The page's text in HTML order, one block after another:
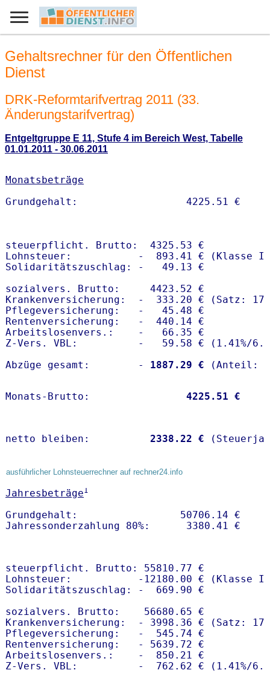
Gehaltsrechner für den Öffentlichen
Dienst
DRK-Reformtarifvertrag 2011 (33.
Änderungstarifvertrag)
Entgeltgruppe E 11, Stufe 4 im Bereich West, Tabelle
01.01.2011 - 30.06.2011
Monatsbeträge
steuerpflicht. Brutto:  4325.53 €
Lohnsteuer:           -  893.41 € (Klasse I)
Solidaritätszuschlag: -   49.13 €
sozialvers. Brutto:     4423.52 €
Krankenversicherung:  -  333.20 € (Satz:
Pflegeversicherung:   -   45.48 €
Rentenversicherung:   -  440.14 €
Arbeitslosenvers.:    -   66.35 €
Z-Vers. VBL:          -   59.58 € ( 1.41%/
Abzüge gesamt:        -
1887.29 €
Monats-Brutto: 4225.51 €
netto bleiben: 2338.22 €
ausführlicher Lohnsteuerrechner auf rechner24.info
Jahresbeträge1
Grundgehalt:                 50706.14 €
steuerpflicht. Brutto: 55810.77 €
Lohnsteuer:           -12180.00 € (Klasse I)
Solidaritätszuschlag: -  669.90 €
sozialvers. Brutto:    56680.65 €
Krankenversicherung:  - 3998.36 € (Satz:
Pflegeversicherung:   -  545.74 €
Rentenversicherung:   - 5639.72 €
Arbeitslosenvers.:    -  850.21 €
Z-Vers. VBL:          -  762.62 € ( 1.41%/